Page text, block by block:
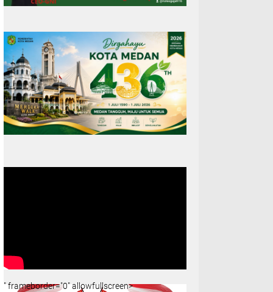
" frameborder="0" allowfullscreen>